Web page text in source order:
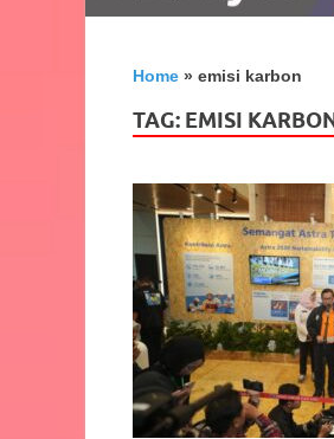
Home » emisi karbon
TAG: EMISI